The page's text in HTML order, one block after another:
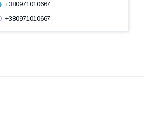
+380971010667
+380971010667